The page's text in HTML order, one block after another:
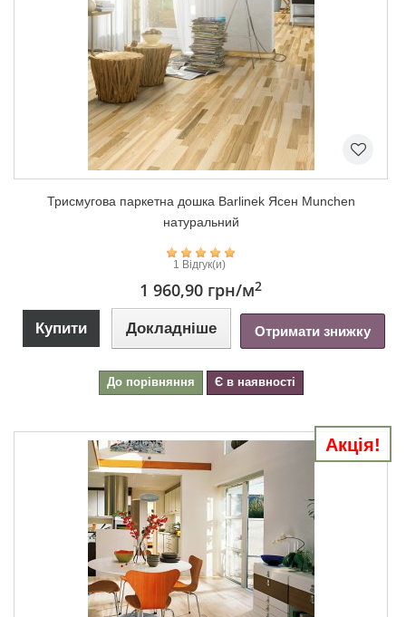
Триcмугова паркетна дошка Barlinek Ясен Munchen
натуральний
1 Відгук(и)
1 960,90 грн/м2
Купити Докладніше Отримати знижку
До порівняння Є в наявності
Акція!